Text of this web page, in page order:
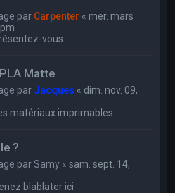
par Carpenter « mer. mars
vous
Matte
par Jacques « dim. nov. 09,
matériaux imprimables
?
parSamy «sam. sept. 14,
blablater ici